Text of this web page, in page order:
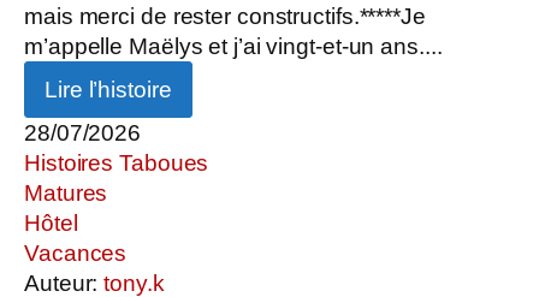
mais merci de rester constructifs.*****Je
m’appelle Maëlys et j’ai vingt-et-un ans....
Lire l’histoire
28/07/2026
Histoires Taboues
Matures
Hôtel
Vacances
Auteur:tony.k